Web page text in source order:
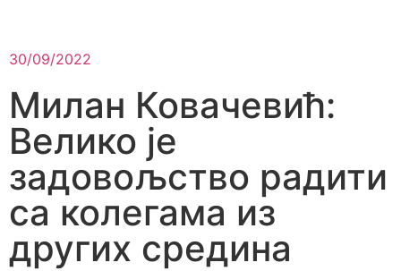
30/09/2022
Милан Ковачевић:
Велико је
задовољство радити
са колегама из
других средина